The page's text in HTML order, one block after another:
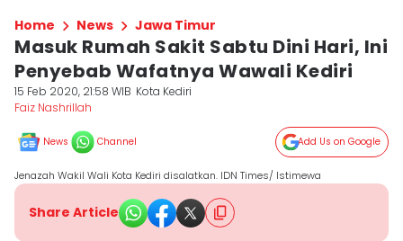
Home News Jawa Timur
Masuk Rumah Sakit Sabtu Dini Hari, Ini
Penyebab Wafatnya Wawali Kediri
15 Feb 2020, 21:58 WIB Kota Kediri
Faiz Nashrillah
News Channel Add Us on Google
Jenazah Wakil Wali Kota Kediri disalatkan. IDN Times/ Istimewa
Share Article